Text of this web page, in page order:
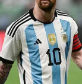
como géis
leves.
como
costumam
fórmulas